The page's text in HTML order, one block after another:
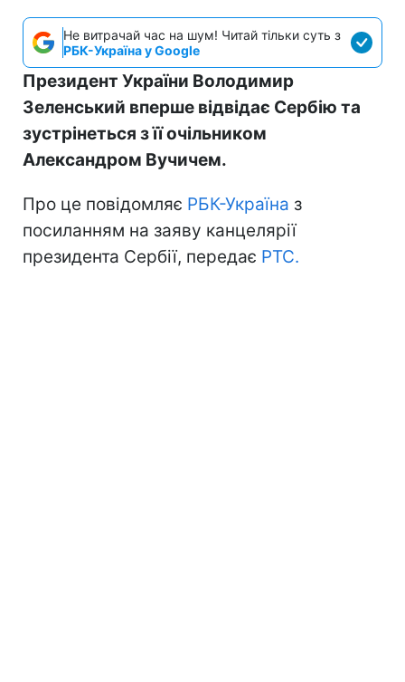
Не витрачай час на шум! Читай тільки суть з
РБК-Україна у Google
Президент України Володимир
Зеленський вперше відвідає Сербію та
зустрінеться з її очільником
Александром Вучичем.
Про це повідомляє РБК-Україна з
посиланням на заяву канцелярії
президента Сербії, передає РТС.